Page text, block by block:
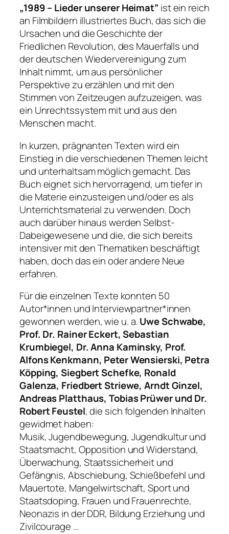
„1989 – Lieder unserer Heimat” ist ein reich
an Filmbildern illustriertes Buch, das sich die
Ursachen und die Geschichte der
Friedlichen Revolution, des Mauerfalls und
der deutschen Wiedervereinigung zum
Inhalt nimmt, um aus persönlicher
Perspektive zu erzählen und mit den
Stimmen von Zeitzeugen aufzuzeigen, was
ein Unrechtssystem mit und aus den
Menschen macht.
In kurzen, prägnanten Texten wird ein
Einstieg in die verschiedenen Themen leicht
und unterhaltsam möglich gemacht. Das
Buch eignet sich hervorragend, um tiefer in
die Materie einzusteigen und/oder es als
Unterrichtsmaterial zu verwenden. Doch
auch darüber hinaus werden Selbst-
Dabeigewesene und die, die sich bereits
intensiver mit den Thematiken beschäftigt
haben, doch das ein oder andere Neue
erfahren.
Für die einzelnen Texte konnten 50
Autor*innen und Interviewpartner*innen
gewonnen werden, wie u. a. Uwe Schwabe,
Prof. Dr. Rainer Eckert, Sebastian
Krumbiegel, Dr. Anna Kaminsky, Prof.
Alfons Kenkmann, Peter Wensierski, Petra
Köpping, Siegbert Schefke, Ronald
Galenza, Friedbert Striewe, Arndt Ginzel,
Andreas Platthaus, Tobias Prüwer und Dr.
Robert Feustel, die sich folgenden Inhalten
gewidmet haben:
Musik, Jugendbewegung, Jugendkultur und
Staatsmacht, Opposition und Widerstand,
Überwachung, Staatssicherheit und
Gefängnis, Abschiebung, Schießbefehl und
Mauertote, Mangelwirtschaft, Sport und
Staatsdoping, Frauen und Frauenrechte,
Neonazis in der DDR, Bildung Erziehung und
Zivilcourage …